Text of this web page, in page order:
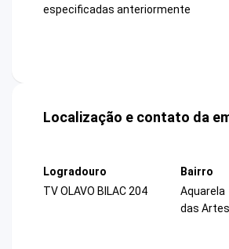
especificadas anteriormente
Localização e contato da
Logradouro
TV OLAVO BILAC 204
Bairro
Aquarela
das Artes